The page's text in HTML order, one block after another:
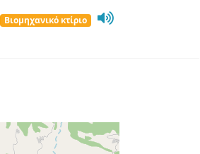
Βιομηχανικό κτίριο